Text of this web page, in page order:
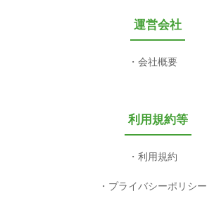
運営会社
会社概要
利用規約等
利用規約
プライバシーポリシー